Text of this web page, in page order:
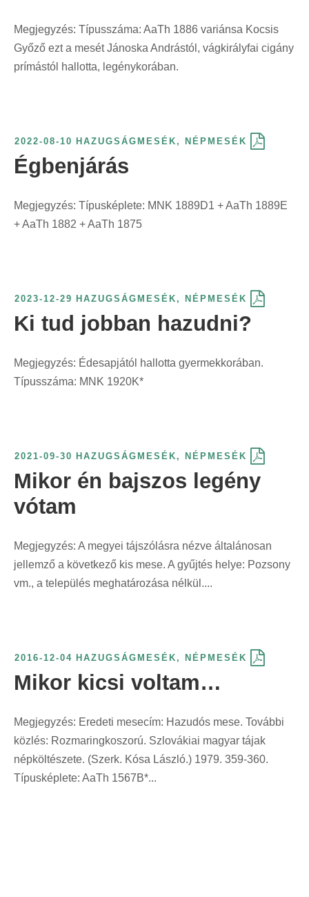
Megjegyzés: Típusszáma: AaTh 1886 variánsa Kocsis
Győző ezt a mesét Jánoska Andrástól, vágkirályfai cigány
prímástól hallotta, legénykorában.
2022-08-10 HAZUGSÁGMESÉK , NÉPMESÉK
Égbenjárás
Megjegyzés: Típusképlete: MNK 1889D1 + AaTh 1889E
+ AaTh 1882 + AaTh 1875
2023-12-29 HAZUGSÁGMESÉK , NÉPMESÉK
Ki tud jobban hazudni?
Megjegyzés: Édesapjától hallotta gyermekkorában.
Típusszáma: MNK 1920K*
2021-09-30 HAZUGSÁGMESÉK , NÉPMESÉK
Mikor én bajszos legény
vótam
Megjegyzés: A megyei tájszólásra nézve általánosan
jellemző a következő kis mese. A gyűjtés helye: Pozsony
vm., a település meghatározása nélkül....
2016-12-04 HAZUGSÁGMESÉK , NÉPMESÉK
Mikor kicsi voltam…
Megjegyzés: Eredeti mesecím: Hazudós mese. További
közlés: Rozmaringkoszorú. Szlovákiai magyar tájak
népköltészete. (Szerk. Kósa László.) 1979. 359-360.
Típusképlete: AaTh 1567B*...